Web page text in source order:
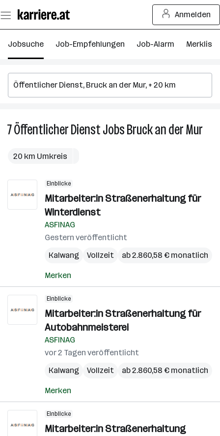
Seiteninhalt
springen
Anmelden
Jobsuche Job-Empfehlungen Job-Alarm Merkliste
7Öffentlicher DienstJobsBruck an der Mur
20 km Umkreis
Einblicke
Mitarbeiter:in Straßenerhaltung für
Winterdienst
ASFINAG
Gestern veröffentlicht
Kalwang
Vollzeit ab 2.860,58 € monatlich
Merken
Einblicke
Mitarbeiter:in Straßenerhaltung für
Autobahnmeisterei
ASFINAG
vor 2 Tagen veröffentlicht
Kalwang
Vollzeit ab 2.860,58 € monatlich
Merken
Einblicke
Mitarbeiter:in Straßenerhaltung